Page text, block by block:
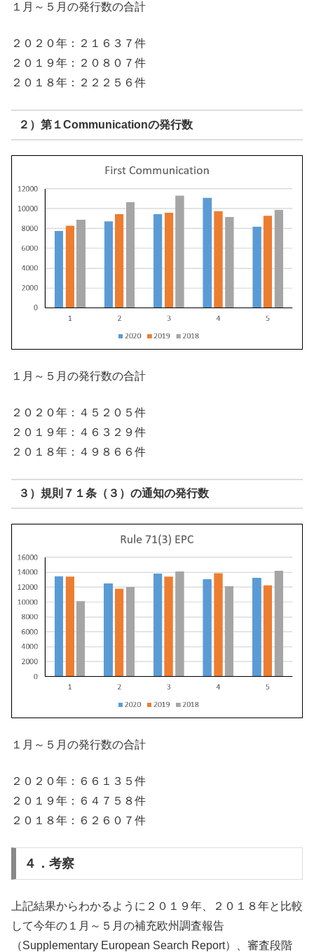
１月～５月の発行数の合計
２０２０年：２１６３７件
２０１９年：２０８０７件
２０１８年：２２２５６件
２）第１Communicationの発行数
１月～５月の発行数の合計
２０２０年：４５２０５件
２０１９年：４６３２９件
２０１８年：４９８６６件
３）規則７１条（３）の通知の発行数
１月～５月の発行数の合計
２０２０年：６６１３５件
２０１９年：６４７５８件
２０１８年：６２６０７件
４．考察
上記結果からわかるように２０１９年、２０１８年と比較
して今年の１月～５月の補充欧州調査報告
（Supplementary European Search Report）、審査段階